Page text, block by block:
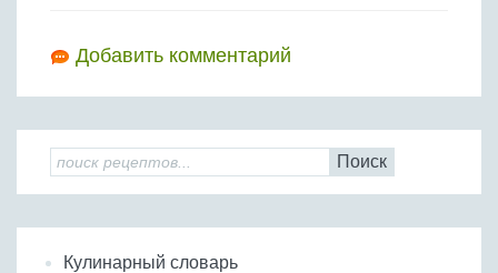
Добавить комментарий
Поиск
Кулинарный словарь